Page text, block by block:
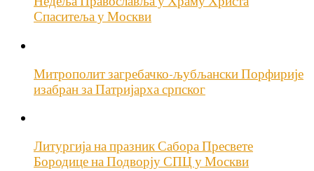
Спаситеља у Москви
Митрополит загребачко-љубљански Порфирије
изабран за Патријарха српског
Литургија на празник Сабора Пресвете
Бородице на Подворју СПЦ у Москви